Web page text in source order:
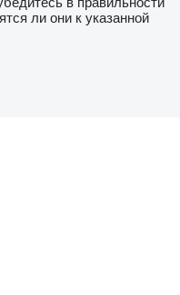
ли они к указанной